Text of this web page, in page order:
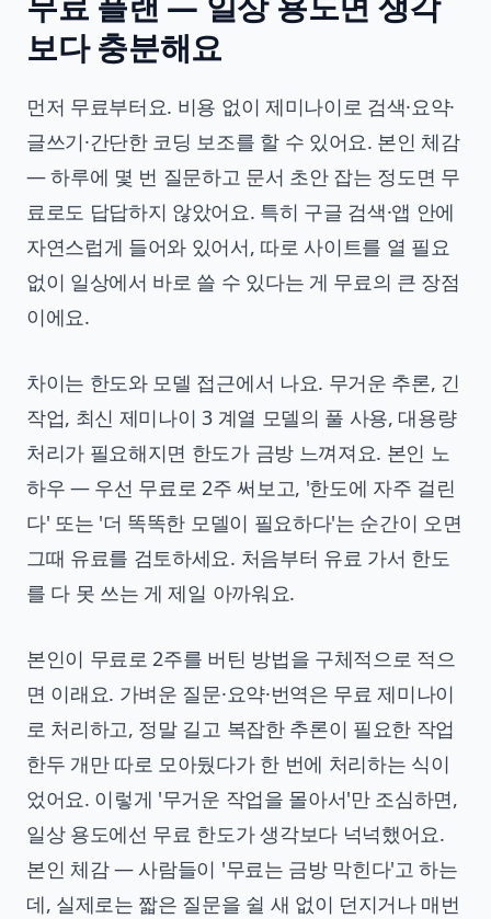
보다 충분해요
먼저 무료부터요. 비용 없이 제미나이로 검색·요약·
글쓰기·간단한 코딩 보조를 할 수 있어요. 본인 체감
— 하루에 몇 번 질문하고 문서 초안 잡는 정도면 무
료로도 답답하지 않았어요. 특히 구글 검색·앱 안에
자연스럽게 들어와 있어서, 따로 사이트를 열 필요
없이 일상에서 바로 쓸 수 있다는 게 무료의 큰 장점
이에요.
차이는 한도와 모델 접근에서 나요. 무거운 추론, 긴
작업, 최신 제미나이 3 계열 모델의 풀 사용, 대용량
처리가 필요해지면 한도가 금방 느껴져요. 본인 노
하우 — 우선 무료로 2주 써보고, '한도에 자주 걸린
다' 또는 '더 똑똑한 모델이 필요하다'는 순간이 오면
그때 유료를 검토하세요. 처음부터 유료 가서 한도
를 다 못 쓰는 게 제일 아까워요.
본인이 무료로 2주를 버틴 방법을 구체적으로 적으
면 이래요. 가벼운 질문·요약·번역은 무료 제미나이
로 처리하고, 정말 길고 복잡한 추론이 필요한 작업
한두 개만 따로 모아뒀다가 한 번에 처리하는 식이
었어요. 이렇게 '무거운 작업을 몰아서'만 조심하면,
일상 용도에선 무료 한도가 생각보다 넉넉했어요.
본인 체감 — 사람들이 '무료는 금방 막힌다'고 하는
데, 실제로는 짧은 질문을 쉴 새 없이 던지거나 매번